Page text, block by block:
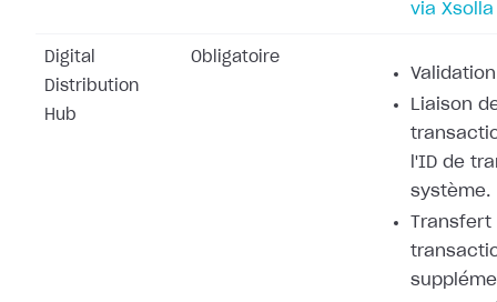
via Xsolla
Digital
Distribution
Hub
Obligatoire
Liaison
l'ID de
système.